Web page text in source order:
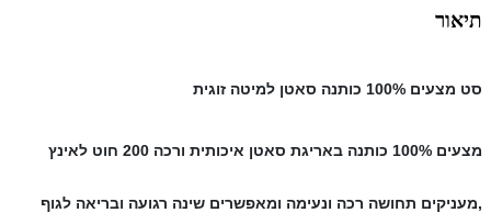
תיאור
סט מצעים 100% כותנה סאטן למיטה זוגית
מצעים באריגת סאטן איכותית ורכה חוט לאינץ
,מעניקים תחושה רכה ונעימה ומאפשרים שינה רגועה ובריאה לגוף